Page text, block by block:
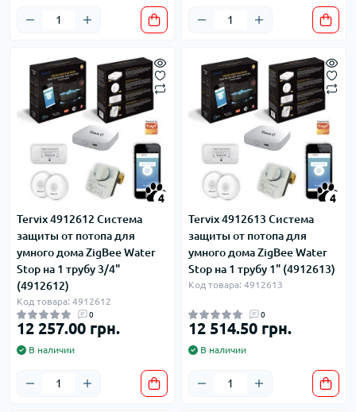
4
Tervix 4912612 Система
защиты от потопа для
умного дома ZigBee Water
Stop на 1 трубу 3/4"
(4912612)
Код товара: 4912612
0
12 257.00 грн.
В наличии
4
Tervix 4912613 Система
защиты от потопа для
умного дома ZigBee Water
Stop на 1 трубу 1" (4912613)
Код товара: 4912613
0
12 514.50 грн.
В наличии